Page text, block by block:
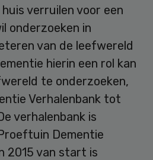
verruilen voor een
onderzoeken in
van de leefwereld
hierin een rol kan
te onderzoeken,
Verhalenbank tot
verhalenbank is
Dementie
2015 van start is